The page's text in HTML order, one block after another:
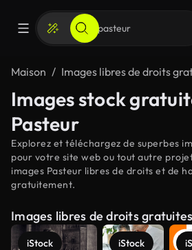
Maison Images libres de droits
Images stock
Pasteur
Explorez et téléchargez de superbes
pour votre site web ou tout autre
images Pasteur libres de droits et de
gratuitement.
Images libres de droits gratuites
iStock iStock